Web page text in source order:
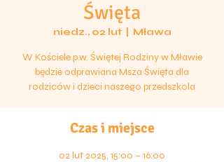
Święta
niedz., 02 lut
  |
Mława
W Kościele p.w. Świętej Rodziny w Mławie
będzie odprawiana Msza Święta dla
rodziców i dzieci naszego przedszkola
Czas i miejsce
02 lut 2025, 15:00 – 16:00